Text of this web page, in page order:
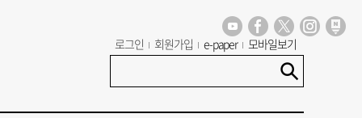
로그인 회원가입 e-paper 모바일보기
첫삽 뜬다더니… ‘범천기지창’ 다시 원점
했는데, 또"…퇴임 앞두고 가짜 청첩장 뿌린 초등 교장 송치